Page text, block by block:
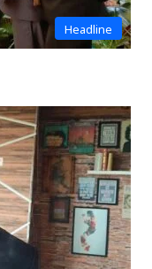
Headline